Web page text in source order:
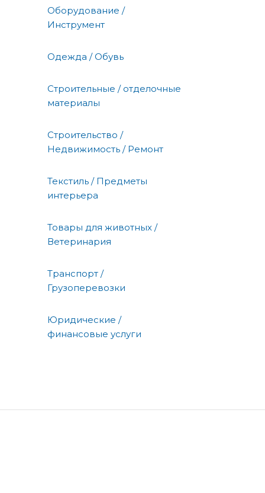
Оборудование /
Инструмент
Одежда / Обувь
Строительные / отделочные
материалы
Строительство /
Недвижимость / Ремонт
Текстиль / Предметы
интерьера
Товары для животных /
Ветеринария
Транспорт /
Грузоперевозки
Юридические /
финансовые услуги